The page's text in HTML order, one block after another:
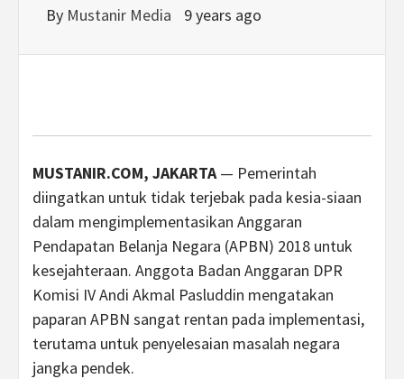
By Mustanir Media 9 years ago
MUSTANIR.COM, JAKARTA— Pemerintah
diingatkan untuk tidak terjebak pada kesia-siaan
dalam mengimplementasikan Anggaran
Pendapatan Belanja Negara (APBN) 2018 untuk
kesejahteraan. Anggota Badan Anggaran DPR
Komisi IV Andi Akmal Pasluddin mengatakan
paparan APBN sangat rentan pada implementasi,
terutama untuk penyelesaian masalah negara
jangka pendek.